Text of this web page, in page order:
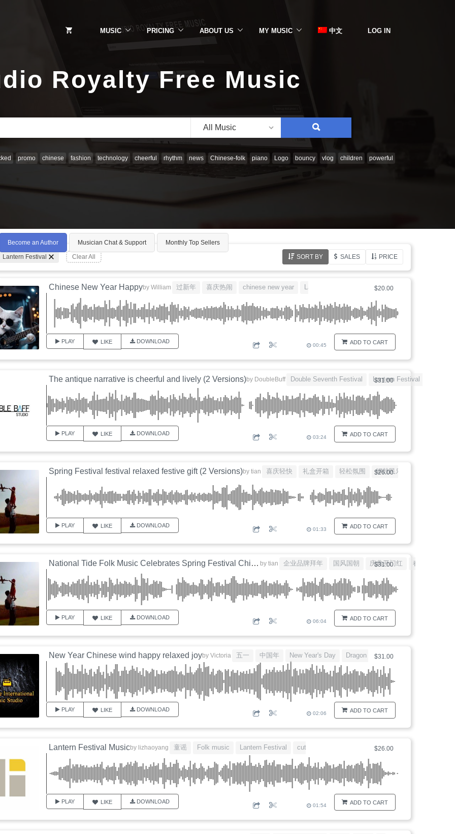
MUSIC PRICING ABOUT US MY MUSIC 中文 LOG IN
Royalty Free Music
All Music SEARCH
promo chinese fashion technology cheerful rhythm news Chinese-folk piano Logo bouncy vlog children powerful
Become an Author Musician Chat & Support Monthly Top Sellers
Lantern Festival Clear All SORT BY SALES PRICE
$20.00
ADD TO CART
Chinese New Year Happyby William 过新年 喜庆热闹 chinese new year Lantern Festival chinese
PLAY LIKE DOWNLOAD
00:45
$31.00
ADD TO CART
The antique narrative is cheerful and lively (2 Versions)by DoubleBuff Double Seventh Festival Lantern Festival
PLAY LIKE DOWNLOAD
03:24
$26.00
ADD TO CART
Spring Festival festival relaxed festive gift (2 Versions)by tian 喜庆轻快 礼盒开箱 轻松氛围 锣鼓民乐
PLAY LIKE DOWNLOAD
01:33
$31.00
ADD TO CART
National Tide Folk Music Celebrates Spring Festival Chinese Style (4 Versions) by tian 企业品牌拜年 国风国朝 庆典开门红 春节元宵节
PLAY LIKE DOWNLOAD
06:04
$31.00
ADD TO CART
New Year Chinese wind happy relaxed joyby Victoria 五一 中国年 New Year's Day Dragon Boat Day
PLAY LIKE DOWNLOAD
02:06
$26.00
ADD TO CART
Lantern Festival Musicby lizhaoyang 童谣 Folk music Lantern Festival cute
PLAY LIKE DOWNLOAD
01:54